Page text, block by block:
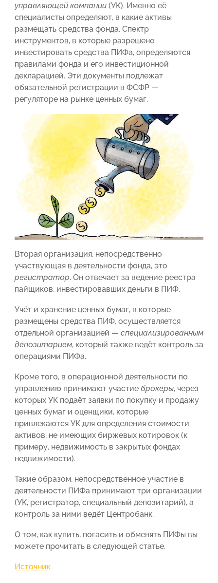
управляющей компании (УК). Именно её
специалисты определяют, в какие активы
размещать средства фонда. Спектр
инструментов, в которые разрешено
инвестировать средства ПИФа, определяются
правилами фонда и его инвестиционной
декларацией. Эти документы подлежат
обязательной регистрации в ФСФР —
регуляторе на рынке ценных бумаг.
Вторая организация, непосредственно
участвующая в деятельности фонда, это
регистратор. Он отвечает за ведение реестра
пайщиков, инвестировавших деньги в ПИФ.
Учёт и хранение ценных бумаг, в которые
размещены средства ПИФ, осуществляется
отдельной организацией — специализированным
депозитарием, который также ведёт контроль за
операциями ПИФа.
Кроме того, в операционной деятельности по
управлению принимают участие брокеры, через
которых УК подаёт заявки по покупку и продажу
ценных бумаг и оценщики, которые
привлекаются УК для определения стоимости
активов, не имеющих биржевых котировок (к
примеру, недвижимость в закрытых фондах
недвижимости).
Такие образом, непосредственное участие в
деятельности ПИФа принимают три организации
(УК, регистратор, специальный депозитарий), а
контроль за ними ведёт Центробанк.
О том, как купить, погасить и обменять ПИФы вы
можете прочитать в следующей статье.
Источник